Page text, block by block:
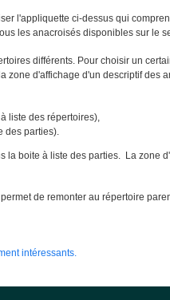
l'appliquette ci-dessus qui
les anacroisés disponibles sur le
différents. Pour choisir un
d'affichage d'un descriptif des
liste des répertoires),
des parties).
la boite à liste des parties. La zone
de remonter au répertoire
intéressants.